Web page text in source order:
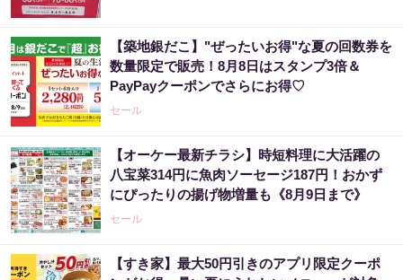
【築地銀だこ】"ぜったいお得"な夏の回数券を
数量限定で販売！8月8日はスタンプ3倍＆
PayPayクーポンでさらにお得♡
セール
【オーケー最新チラシ】時短料理に大活躍の
八宝菜314円に魚肉ソーセージ187円！おかず
にぴったりの揚げ物増量も《8月9日まで》
セール
【すき家】最大50円引きのアプリ限定クーポ